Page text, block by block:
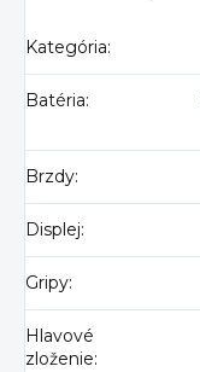
Kategória:
Batéria:
Brzdy:
Displej:
Gripy:
Hlavové
zloženie: